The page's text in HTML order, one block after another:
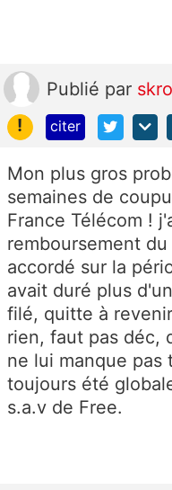
Publié par
!
citer
Mon plus gros
semaines de
France Télécom !
remboursement
accordé sur la
avait duré plus
filé, quitte à
rien, faut pas déc,
ne lui manque pas
toujours été
s.a.v de Free.